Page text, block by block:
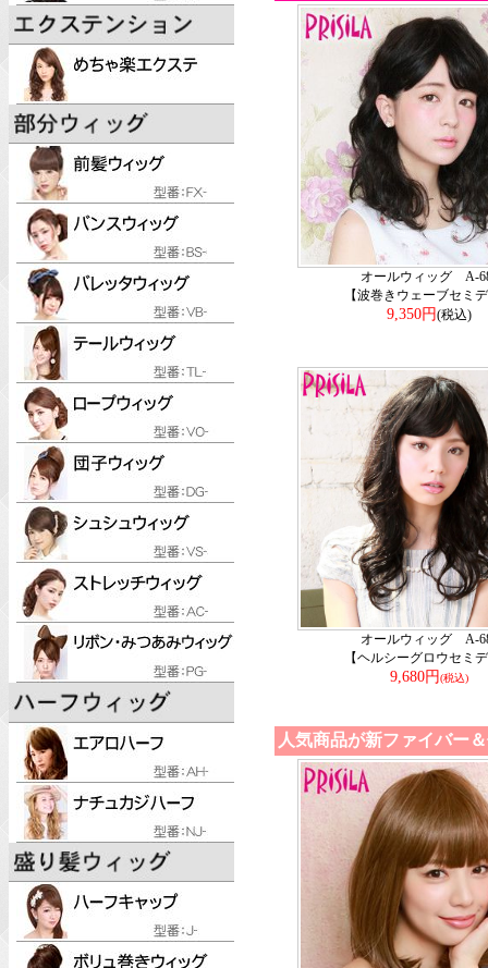
オールウィッグ A-
【波巻きウェーブセミ
9,350円(税込)
オールウィッグ A-
【ヘルシーグロウセミ
9,680円(税込)
人気商品が新ファイバー